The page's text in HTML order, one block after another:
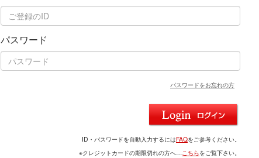
パスワード
パスワードをお忘れの方
ID・パスワードを自動入力するにはFAQをご参考ください。
※クレジットカードの期限切れの方へ…こちらをご覧下さい。